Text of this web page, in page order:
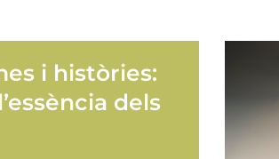
i històries:
dels